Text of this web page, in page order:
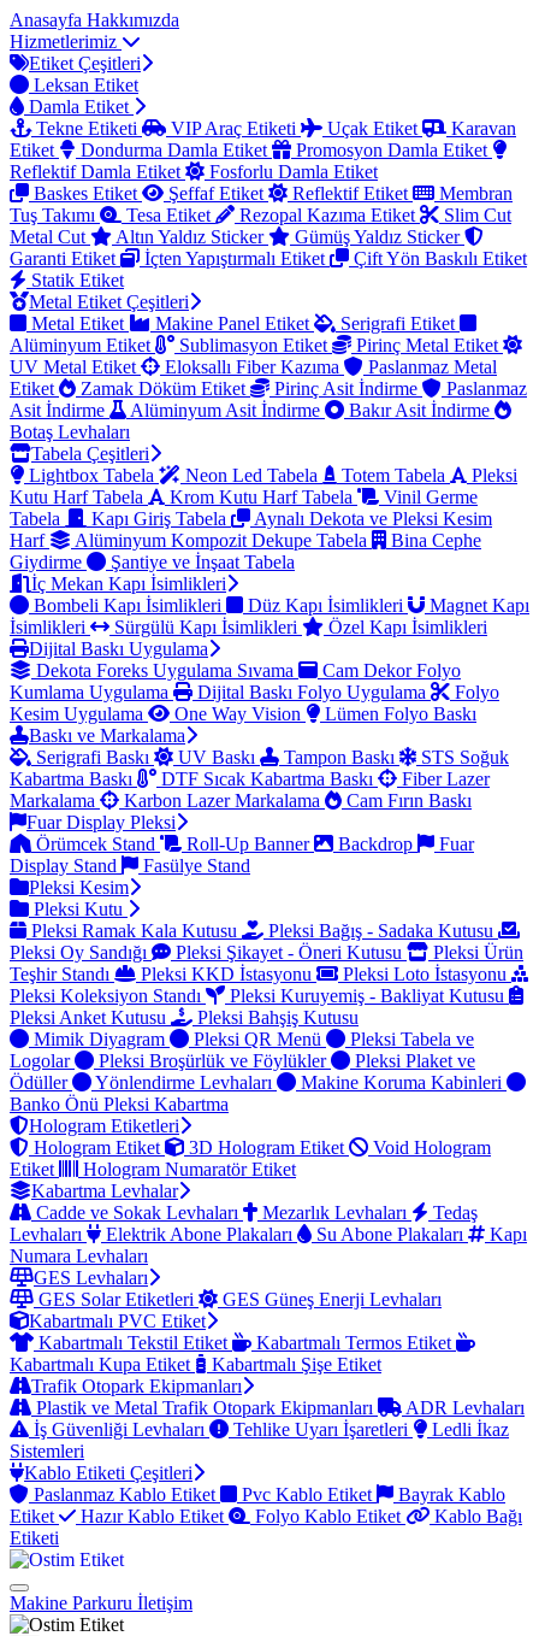
Anasayfa Hakkımızda
Hizmetlerimiz
Etiket Çeşitleri
Leksan Etiket
Damla Etiket
Tekne Etiketi
VIP Araç Etiketi Uçak Etiket
Karavan
Etiket
Dondurma Damla Etiket
Promosyon Damla Etiket
Reflektif Damla Etiket
Fosforlu Damla Etiket
Baskes Etiket
Şeffaf Etiket Reflektif Etiket
Membran
Tuş Takımı
Tesa Etiket Rezopal Kazıma Etiket
Slim Cut
Metal Cut
Altın Yaldız Sticker
Gümüş Yaldız Sticker
Garanti Etiket
İçten Yapıştırmalı Etiket
Çift Yön Baskılı Etiket
Statik Etiket
Metal Etiket Çeşitleri
Metal Etiket
Makine Panel Etiket
Serigrafi Etiket
Alüminyum Etiket
Sublimasyon Etiket
Pirinç Metal Etiket
UV Metal Etiket
Eloksallı Fiber Kazıma
Paslanmaz Metal
Etiket
Zamak Döküm Etiket Pirinç Asit İndirme
Paslanmaz
Asit İndirme
Alüminyum Asit İndirme
Bakır Asit İndirme
Botaş Levhaları
Tabela Çeşitleri
Lightbox Tabela
Neon Led Tabela Totem Tabela
Pleksi
Kutu Harf Tabela
Krom Kutu Harf Tabela
Vinil Germe
Tabela
Kapı Giriş Tabela
Aynalı Dekota ve Pleksi Kesim
Harf
Alüminyum Kompozit Dekupe Tabela
Bina Cephe
Giydirme
Şantiye ve İnşaat Tabela
İç Mekan Kapı İsimlikleri
Bombeli Kapı İsimlikleri
Düz Kapı İsimlikleri
Magnet Kapı
İsimlikleri
Sürgülü Kapı İsimlikleri
Özel Kapı İsimlikleri
Dijital Baskı Uygulama
Dekota Foreks Uygulama Sıvama
Cam Dekor Folyo
Kumlama Uygulama
Dijital Baskı Folyo Uygulama
Folyo
Kesim Uygulama
One Way Vision
Lümen Folyo Baskı
Baskı ve Markalama
Serigrafi Baskı
UV Baskı Tampon Baskı
STS Soğuk
Kabartma Baskı
DTF Sıcak Kabartma Baskı
Fiber Lazer
Markalama
Karbon Lazer Markalama
Cam Fırın Baskı
Fuar Display Pleksi
Örümcek Stand
Roll-Up Banner Backdrop
Fuar
Display Stand
Fasülye Stand
Pleksi Kesim
Pleksi Kutu
Pleksi Ramak Kala Kutusu
Pleksi Bağış - Sadaka Kutusu
Pleksi Oy Sandığı
Pleksi Şikayet - Öneri Kutusu
Pleksi Ürün
Teşhir Standı
Pleksi KKD İstasyonu
Pleksi Loto İstasyonu
Pleksi Koleksiyon Standı
Pleksi Kuruyemiş - Bakliyat Kutusu
Pleksi Anket Kutusu
Pleksi Bahşiş Kutusu
Mimik Diyagram
Pleksi QR Menü
Pleksi Tabela ve
Logolar
Pleksi Broşürlük ve Föylükler
Pleksi Plaket ve
Ödüller
Yönlendirme Levhaları
Makine Koruma Kabinleri
Banko Önü Pleksi Kabartma
Hologram Etiketleri
Hologram Etiket
3D Hologram Etiket
Void Hologram
Etiket
Hologram Numaratör Etiket
Kabartma Levhalar
Cadde ve Sokak Levhaları
Mezarlık Levhaları
Tedaş
Levhaları
Elektrik Abone Plakaları Su Abone Plakaları
Kapı
Numara Levhaları
GES Levhaları
GES Solar Etiketleri
GES Güneş Enerji Levhaları
Kabartmalı PVC Etiket
Kabartmalı Tekstil Etiket
Kabartmalı Termos Etiket
Kabartmalı Kupa Etiket
Kabartmalı Şişe Etiket
Trafik Otopark Ekipmanları
Plastik ve Metal Trafik Otopark Ekipmanları
ADR Levhaları
İş Güvenliği Levhaları
Tehlike Uyarı İşaretleri
Ledli İkaz
Sistemleri
Kablo Etiketi Çeşitleri
Paslanmaz Kablo Etiket
Pvc Kablo Etiket
Bayrak Kablo
Etiket
Hazır Kablo Etiket Folyo Kablo Etiket
Kablo Bağı
Etiketi
Makine Parkuru İletişim